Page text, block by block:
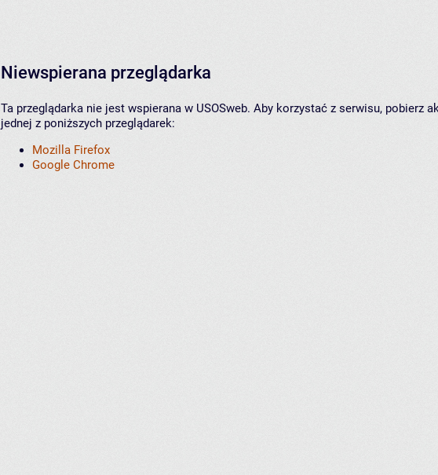
Niewspierana przeglądarka
Ta przeglądarka nie jest wspierana w USOSweb. Aby korzystać z serwisu, pobierz
jednej z poniższych przeglądarek:
Mozilla Firefox
Google Chrome